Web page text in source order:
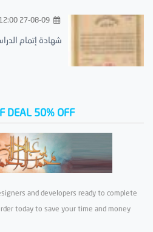
27-08-09 12:00 مساءً
شهادة إتمام
DEAL 50% OFF
and developers ready to complete
today to save your time and money.